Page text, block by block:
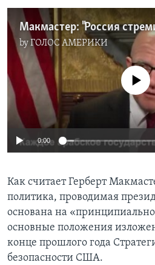
byГОЛОС АМЕРИКИ
No media source
0:00
Как считает Герберт
политика, проводимая
основана на
основные положения
конце прошлого года
безопасности США.